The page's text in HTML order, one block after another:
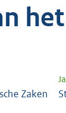
Zaken